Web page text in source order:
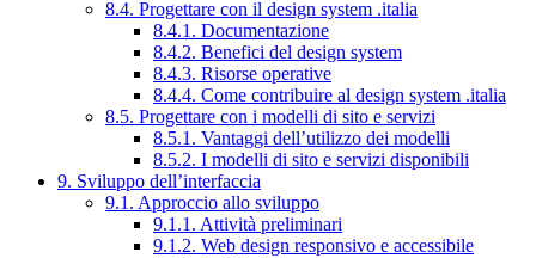
8.4. Progettare con il design system .italia
8.4.1. Documentazione
8.4.2. Benefici del design system
8.4.3. Risorse operative
8.4.4. Come contribuire al design system .italia
8.5. Progettare con i modelli di sito e servizi
8.5.1. Vantaggi dell’utilizzo dei modelli
8.5.2. I modelli di sito e servizi disponibili
9. Sviluppo dell’interfaccia
9.1. Approccio allo sviluppo
9.1.1. Attività preliminari
9.1.2. Web design responsivo e accessibile